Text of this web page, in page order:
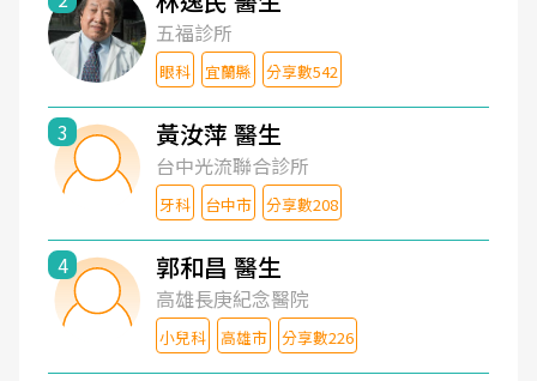
五福診所
眼科 宜蘭縣 分享數542
3 黃汝萍 醫生
台中光流聯合診所
牙科 台中市 分享數208
4 郭和昌 醫生
高雄長庚紀念醫院
小兒科 高雄市 分享數226